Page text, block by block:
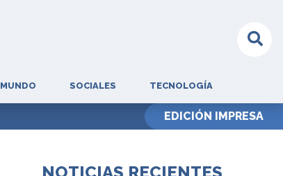
MUNDO SOCIALES TECNOLOGÍA
EDICIÓN IMPRESA